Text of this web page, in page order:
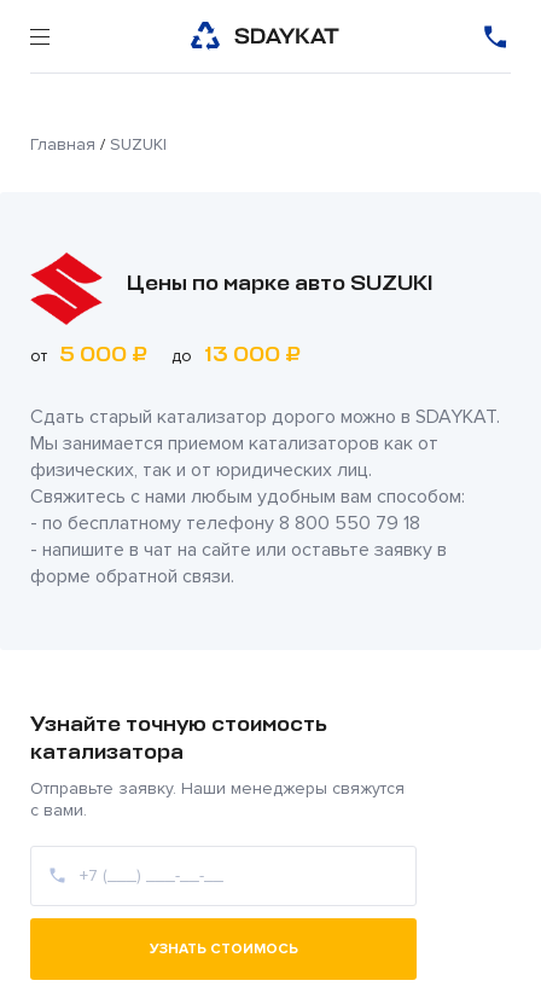
Главная / SUZUKI
Цены по марке авто SUZUKI
от 5 000 ₽ до 13 000 ₽
Сдать старый катализатор дорого можно в SDAYKAT.
Мы занимается приемом катализаторов как от
физических, так и от юридических лиц.
Свяжитесь с нами любым удобным вам способом:
- по бесплатному телефону 8 800 550 79 18
- напишите в чат на сайте или оставьте заявку в
форме обратной связи.
Узнайте точную стоимость
катализатора
Отправьте заявку. Наши менеджеры свяжутся
с вами.
УЗНАТЬ СТОИМОСЬ